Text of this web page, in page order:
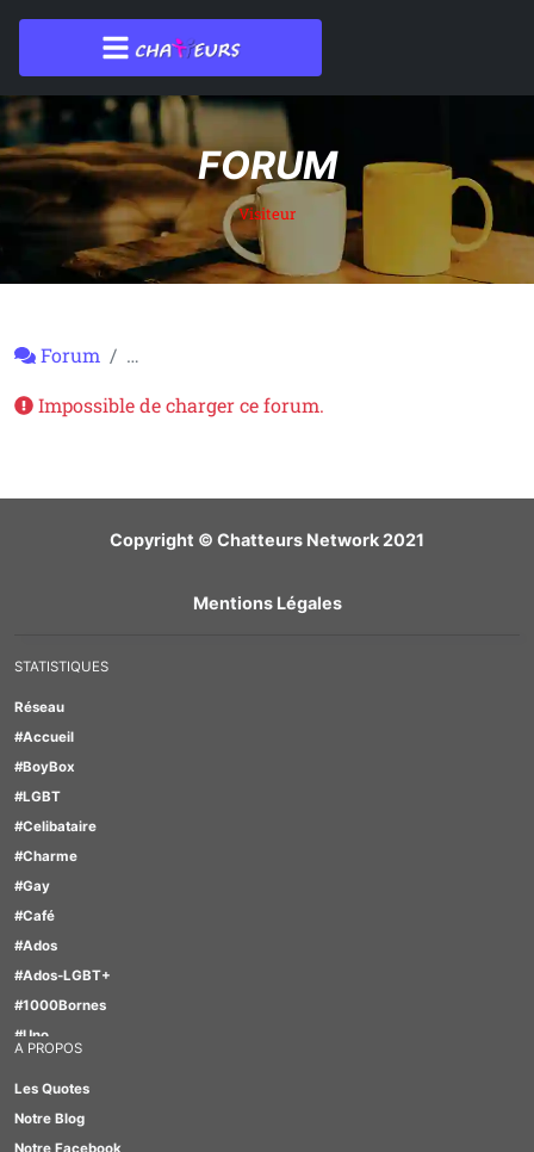
FORUM
Visiteur
Forum
…
Impossible de charger ce forum.
Copyright © Chatteurs Network 2021
Mentions Légales
STATISTIQUES
Réseau
#Accueil
#BoyBox
#LGBT
#Celibataire
#Charme
#Gay
#Café
#Ados
#Ados-LGBT+
#1000Bornes
#Uno
#TabOo
#Quizz
A PROPOS
Les Quotes
Notre Blog
Notre Facebook